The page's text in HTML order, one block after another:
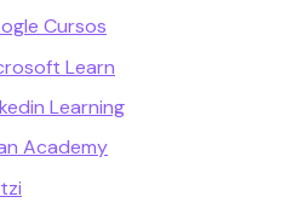
Cursos
Learn
Learning
Academy